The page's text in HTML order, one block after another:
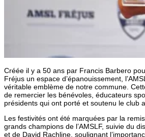
Créée il y a 50 ans par Francis Barbero
Fréjus un espace d’épanouissement,
véritable emblème de notre commune.
de remercier les bénévoles, éducateurs
présidents qui ont porté et soutenu le club
Les festivités ont été marquées par la
grands champions de l’AMSLF, suivie du
et de David Rachline, soulignant